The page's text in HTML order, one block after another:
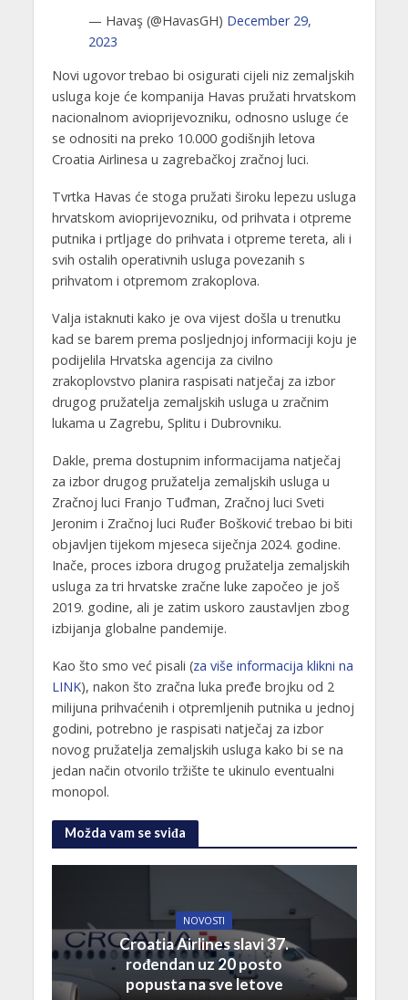
— Havaş (@HavasGH) December 29,
2023
Novi ugovor trebao bi osigurati cijeli niz zemaljskih
usluga koje će kompanija Havas pružati hrvatskom
nacionalnom avioprijevozniku, odnosno usluge će
se odnositi na preko 10.000 godišnjih letova
Croatia Airlinesa u zagrebačkoj zračnoj luci.
Tvrtka Havas će stoga pružati široku lepezu usluga
hrvatskom avioprijevozniku, od prihvata i otpreme
putnika i prtljage do prihvata i otpreme tereta, ali i
svih ostalih operativnih usluga povezanih s
prihvatom i otpremom zrakoplova.
Valja istaknuti kako je ova vijest došla u trenutku
kad se barem prema posljednjoj informaciji koju je
podijelila Hrvatska agencija za civilno
zrakoplovstvo planira raspisati natječaj za izbor
drugog pružatelja zemaljskih usluga u zračnim
lukama u Zagrebu, Splitu i Dubrovniku.
Dakle, prema dostupnim informacijama natječaj
za izbor drugog pružatelja zemaljskih usluga u
Zračnoj luci Franjo Tuđman, Zračnoj luci Sveti
Jeronim i Zračnoj luci Ruđer Bošković trebao bi biti
objavljen tijekom mjeseca siječnja 2024. godine.
Inače, proces izbora drugog pružatelja zemaljskih
usluga za tri hrvatske zračne luke započeo je još
2019. godine, ali je zatim uskoro zaustavljen zbog
izbijanja globalne pandemije.
Kao što smo već pisali (za više informacija klikni na
LINK), nakon što zračna luka pređe brojku od 2
milijuna prihvaćenih i otpremljenih putnika u jednoj
godini, potrebno je raspisati natječaj za izbor
novog pružatelja zemaljskih usluga kako bi se na
jedan način otvorilo tržište te ukinulo eventualni
monopol.
Možda vam se sviđa
NOVOSTI
Croatia Airlines slavi 37.
rođendan uz 20 posto
popusta na sve letove